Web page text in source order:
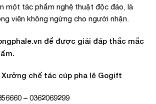
một tác phẩm nghệ thuật độc đáo, là
viên không ngừng cho người nhận.
để được giải đáp thắc mắc
Xưởng chế tác cúp pha lê Gogift
– 0362069299